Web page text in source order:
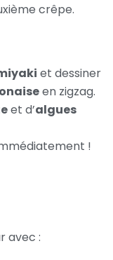
crêpe.
et dessiner
en zigzag.
et d’algues
!
avec :